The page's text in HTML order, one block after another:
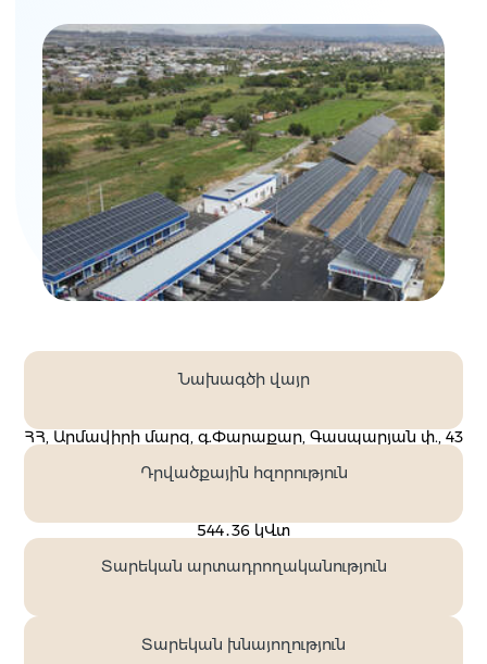
Նախագծի վայր
ՀՀ, Արմավիրի մարզ, գ.Փարաքար, Գասպարյան փ., 43
Դրվածքային հզորություն
544․36 կՎտ
Տարեկան արտադրողականություն
Տարեկան խնայողություն